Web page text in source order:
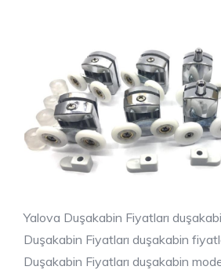
Yalova Duşakabin Fiyatları
Duşakabin Fiyatları duşakabin
Duşakabin Fiyatları duşakabin